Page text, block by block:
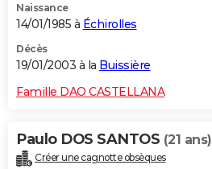
Naissance
14/01/1985 à Échirolles
Décès
19/01/2003 à la Buissière
Famille DAO CASTELLANA
Paulo DOS SANTOS (21 ans)
Créer une cagnotte obsèques